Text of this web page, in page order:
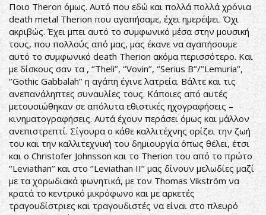
Ποιο Theron όμως. Αυτό που εδώ και πολλά πολλά χρόνια
death metal Therion που αγαπήσαμε, έχει ημερέψει. Όχι
ακριβώς. Έχει μπει αυτό το συμφωνικό μέσα στην μουσική
τους, που πολλούς από μας, μας έκανε να αγαπήσουμε
αυτό το συμφωνικό death Therion ακόμα περισσότερο. Και
με δίσκους σαν τα , ‘’Theli’’, ‘’Vovin’’, ‘’Serius B’’/’’Lemuria’’,
‘’Gothic Gabbalah’’ η αγάπη έγινε λατρεία. Βάλτε και τις
ανεπανάληπτες συναυλίες τους. Κάποιες από αυτές
μετουσιώθηκαν σε απόλυτα εθιστικές ηχογραφήσεις –
κινηματογραφήσεις. Αυτά έχουν περάσει όμως και μάλλον
ανεπιστρεπτί. Σίγουρα ο κάθε καλλιτέχνης ορίζει την ζωή
του και την καλλιτεχνική του δημιουργία όπως θέλει, έτσι
και ο Christofer Johnsson και το Therion του από το πρώτο
‘’Leviathan’’ και στο ‘’Leviathan II’’ μας δίνουν μελωδίες μαζί
με τα χορωδιακά φωνητικά, με τον Thomas Vikström να
κρατά το κεντρικό μικρόφωνο και με αρκετές
τραγουδίστριες και τραγουδιστές να είναι στο πλευρό